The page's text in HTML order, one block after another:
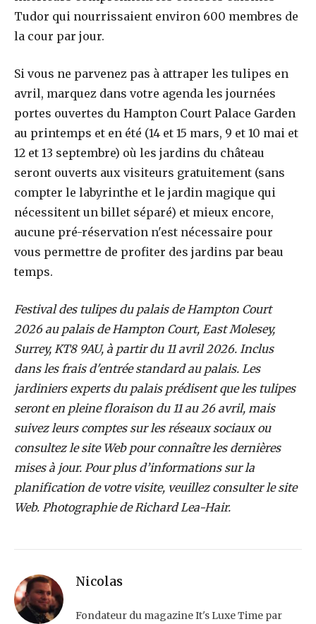
Tudor qui nourrissaient environ 600 membres de
la cour par jour.
Si vous ne parvenez pas à attraper les tulipes en
avril, marquez dans votre agenda les journées
portes ouvertes du Hampton Court Palace Garden
au printemps et en été (14 et 15 mars, 9 et 10 mai et
12 et 13 septembre) où les jardins du château
seront ouverts aux visiteurs gratuitement (sans
compter le labyrinthe et le jardin magique qui
nécessitent un billet séparé) et mieux encore,
aucune pré-réservation n'est nécessaire pour
vous permettre de profiter des jardins par beau
temps.
Festival des tulipes du palais de Hampton Court
2026 au palais de Hampton Court, East Molesey,
Surrey, KT8 9AU, à partir du 11 avril 2026. Inclus
dans les frais d'entrée standard au palais. Les
jardiniers experts du palais prédisent que les tulipes
seront en pleine floraison du 11 au 26 avril, mais
suivez leurs comptes sur les réseaux sociaux ou
consultez le site Web pour connaître les dernières
mises à jour. Pour plus d’informations sur la
planification de votre visite, veuillez consulter le site
Web. Photographie de Richard Lea-Hair.
Nicolas
Fondateur du magazine It's Luxe Time par